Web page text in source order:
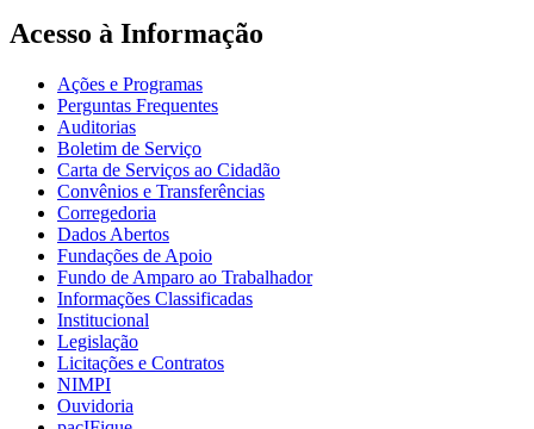
Acesso à Informação
Ações e Programas
Perguntas Frequentes
Auditorias
Boletim de Serviço
Carta de Serviços ao Cidadão
Convênios e Transferências
Corregedoria
Dados Abertos
Fundações de Apoio
Fundo de Amparo ao Trabalhador
Informações Classificadas
Institucional
Legislação
Licitações e Contratos
NIMPI
Ouvidoria